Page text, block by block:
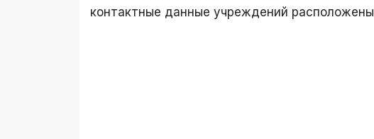
контактные данные учреждений